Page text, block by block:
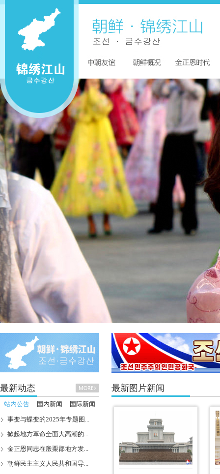
最新动态
站内公告 国内新闻 国际新闻
事变与蝶变的2025年专题图...
掀起地方革命全面大高潮的...
金正恩同志在殷栗郡地方发...
朝鲜民主主义人民共和国导...
最新图片新闻